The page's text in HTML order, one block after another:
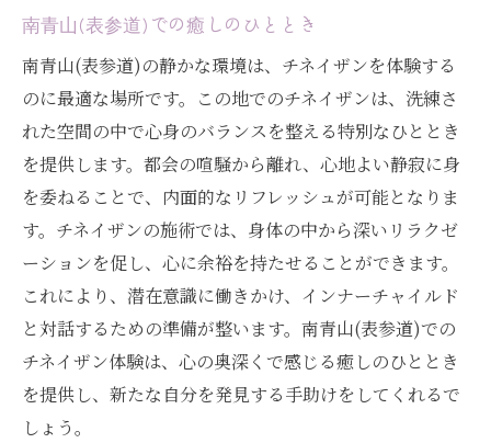
南青山(表参道)での癒しのひととき
南青山(表参道)の静かな環境は、チネイザンを体験する
のに最適な場所です。この地でのチネイザンは、洗練さ
れた空間の中で心身のバランスを整える特別なひととき
を提供します。都会の喧騒から離れ、心地よい静寂に身
を委ねることで、内面的なリフレッシュが可能となりま
す。チネイザンの施術では、身体の中から深いリラクゼ
ーションを促し、心に余裕を持たせることができます。
これにより、潜在意識に働きかけ、インナーチャイルド
と対話するための準備が整います。南青山(表参道)での
チネイザン体験は、心の奥深くで感じる癒しのひととき
を提供し、新たな自分を発見する手助けをしてくれるで
しょう。